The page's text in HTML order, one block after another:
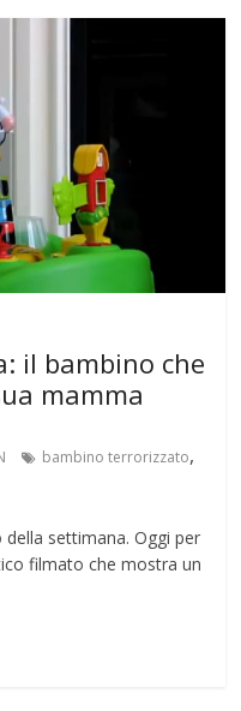
il bambino che
mamma
bambino terrorizzato,
settimana. Oggi per
filmato che mostra un